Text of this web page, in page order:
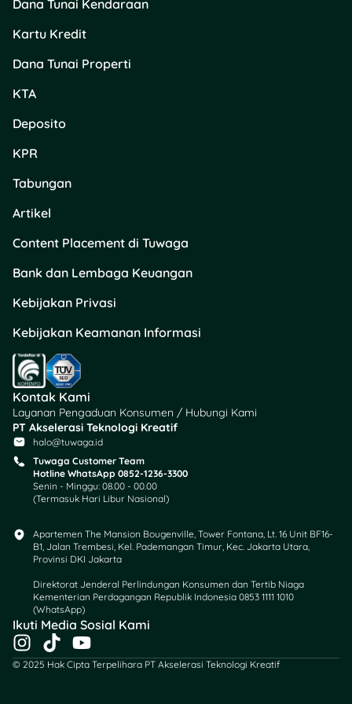
Pastikan semua
udah lengkap, seperti
daftar bukti potong,
rincian penghasilan
Simpan & Lapor
nyimpen draft. Kalau
udah siap, klik
kurang bayar,
saldo deposit atau
kode billing
Digital
Centang pernyataan
di halaman utama,
terus masukin
tangan digital
sesuai akun. Klik
“Konfirmasi Tanda
Tangan”
, lalu tunggu
prosesnya.
Cek Status
Pelaporan
Pemberitahuan
(SPT)”buat cek
Kalau statusnya
“Terlapor”, berarti
sukses!
Kalau masih
Dana Tunai Kendaraan
Kartu Kredit
Dana Tunai Properti
KTA
Deposito
KPR
Tabungan
Artikel
Content Placement di Tuwaga
Bank dan Lembaga Keuangan
Kebijakan Privasi
Kebijakan Keamanan Informasi
Kontak Kami
Layanan Pengaduan Konsumen / Hubungi Kami
PT Akselerasi Teknologi Kreatif
halo@tuwaga.id
Tuwaga Customer Team
Hotline WhatsApp 0852-1236-3300
Senin - Minggu: 08.00 - 00.00
(Termasuk Hari Libur Nasional)
Apartemen The Mansion Bougenville, Tower Fontana, Lt. 16 Unit BF16-
B1, Jalan Trembesi, Kel. Pademangan Timur, Kec. Jakarta Utara,
Provinsi DKI Jakarta
Direktorat Jenderal Perlindungan Konsumen dan Tertib Niaga
Kementerian Perdagangan Republik Indonesia 0853 1111 1010
(WhatsApp)​
Ikuti Media Sosial Kami
I
n
T
i
Y
o
© 2025 Hak Cipta Terpelihara PT Akselerasi Teknologi Kreatif